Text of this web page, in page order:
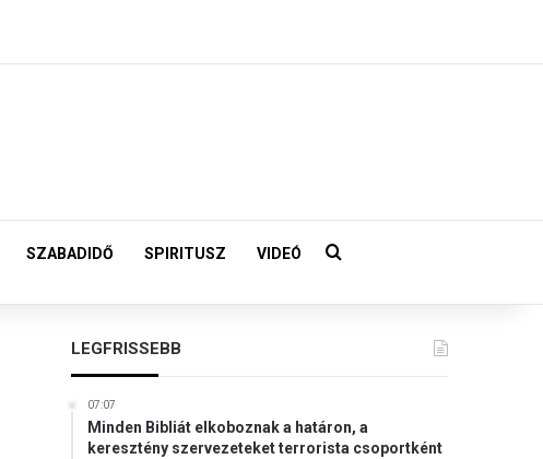
SZABADIDŐ SPIRITUSZ VIDEÓ Keresés:
LEGFRISSEBB
07:07
Minden Bibliát elkoboznak a határon, a
keresztény szervezeteket terrorista csoportként